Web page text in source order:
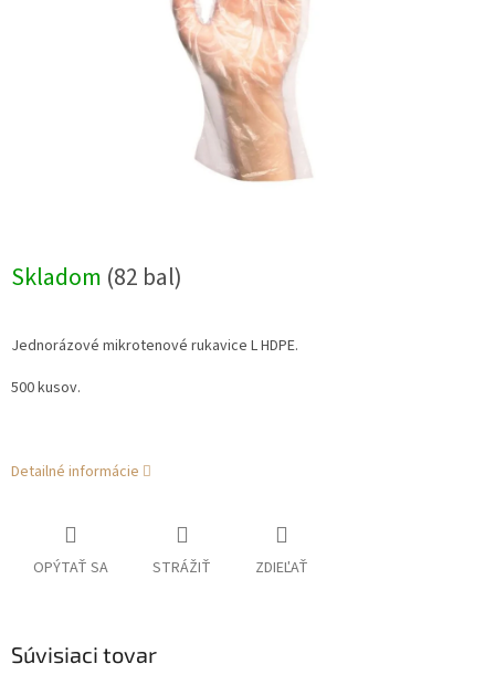
Skladom (82 bal)
Jednorázové mikrotenové rukavice L HDPE.
500 kusov.
Detailné informácie
OPÝTAŤ SA STRÁŽIŤ ZDIEĽAŤ
Súvisiaci tovar